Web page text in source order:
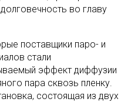
во главу
поставщики паро- и
стали
эффект диффузии
пара сквозь пленку.
состоящая из двух